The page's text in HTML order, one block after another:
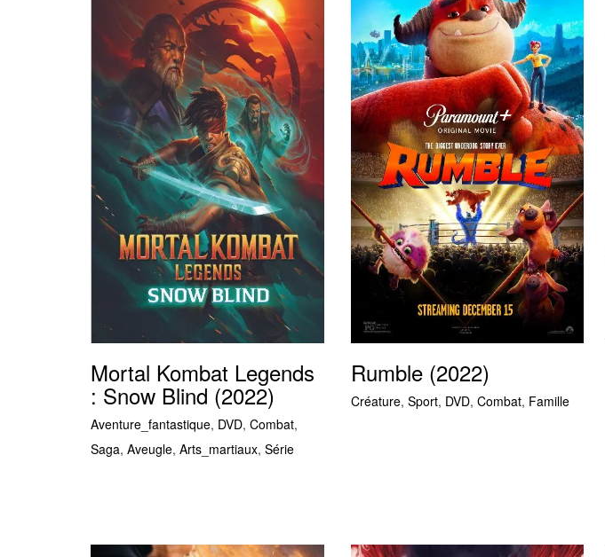
Mortal Kombat Legends
: Snow Blind (2022)
Aventure_fantastique, DVD, Combat,
Saga, Aveugle, Arts_martiaux, Série
Rumble (2022)
Créature, Sport, DVD, Combat, Famille